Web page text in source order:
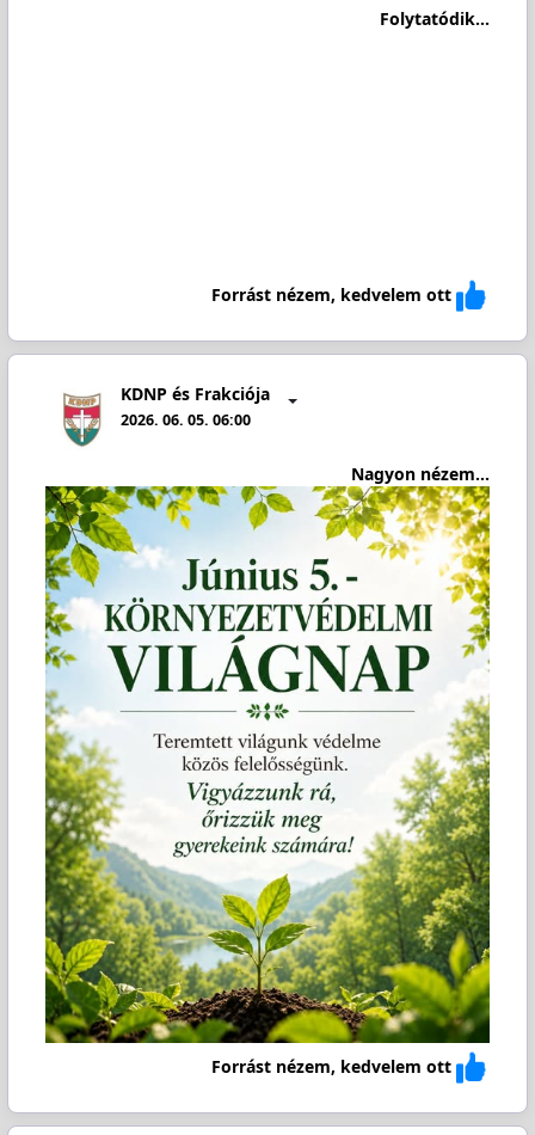
Folytatódik...
Forrást nézem, kedvelem ott
KDNP és Frakciója
2026. 06. 05. 06:00
Nagyon nézem...
Forrást nézem, kedvelem ott